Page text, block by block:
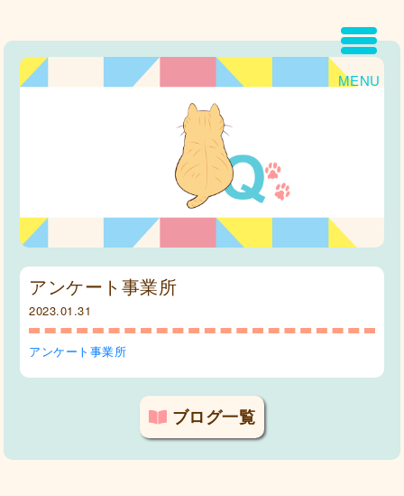
MENU
アンケート事業所
2023.01.31
アンケート事業所
ブログ一覧